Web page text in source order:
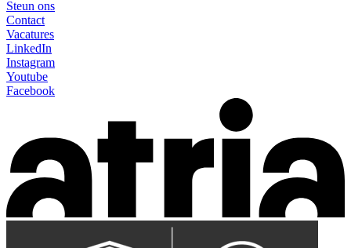
Steun ons
Contact
Vacatures
LinkedIn
Instagram
Youtube
Facebook